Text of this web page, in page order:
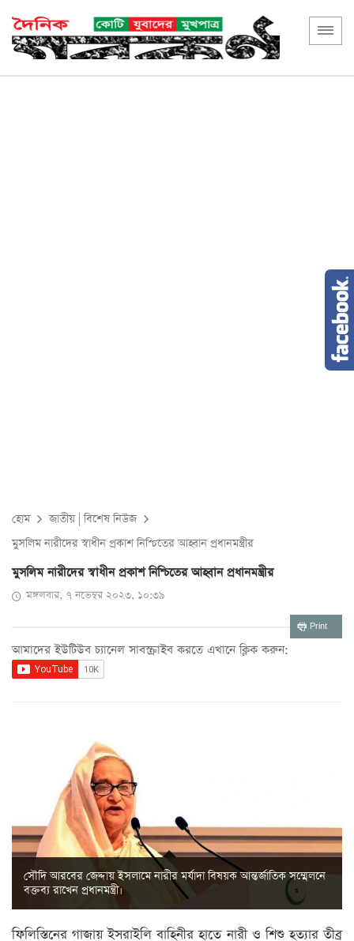
হোম জাতীয়|বিশেষ নিউজ
মুসলিম নারীদের স্বাধীন প্রকাশ নিশ্চিতের আহ্বান প্রধানমন্ত্রীর
মুসলিম নারীদের স্বাধীন প্রকাশ নিশ্চিতের আহ্বান প্রধানমন্ত্রীর
মঙ্গলবার, ৭ নভেম্বর ২০২৩, ১০:৩৯
Print
আমাদের ইউটিউব চ্যানেল সাবস্ক্রাইব করতে এখানে ক্লিক করুন:
সৌদি আরবের জেদ্দায় ইসলামে নারীর মর্যাদা বিষয়ক আন্তর্জাতিক সম্মেলনে
বক্তব্য রাখেন প্রধানমন্ত্রী।
ফিলিস্তিনের গাজায় ইসরাইলি বাহিনীর হাতে নারী ও শিশু হত্যার তীব্র